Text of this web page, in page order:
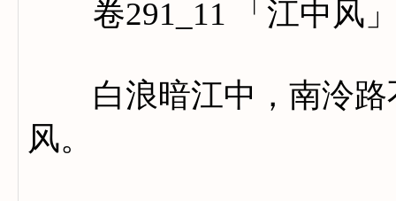
卷291_11 「江中风
白浪暗江中，南泠路
风。